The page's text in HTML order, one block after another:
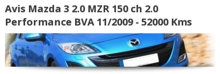
Avis Mazda 3 2.0 MZR 150 ch 2.0
Performance BVA 11/2009 - 52000 Kms